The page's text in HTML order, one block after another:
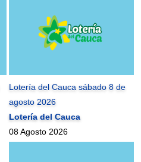
Lotería del Cauca sábado 8 de
agosto 2026
Lotería del Cauca
08 Agosto 2026